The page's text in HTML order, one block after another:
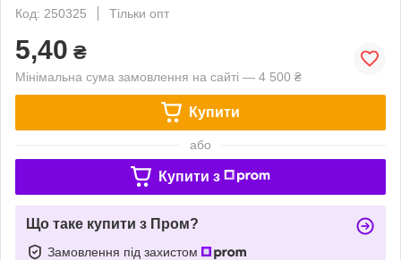
Код: 250325
Тільки опт
5,40 ₴
Мінімальна сума замовлення на сайті — 4 500 ₴
Купити
або
Купити з
Що таке купити з Пром?
Замовлення під захистом